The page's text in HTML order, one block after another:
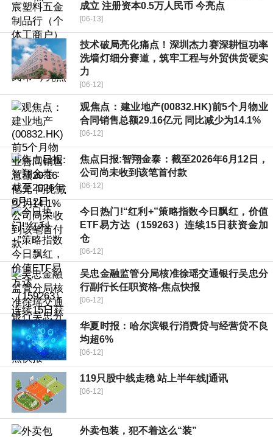
成立 注册资本0.5万人民币 今亮点
[06-13]
技术破局亮化痛点！深圳杰力赛深耕恒功率
洗墙灯细分赛道，筑牢工程与外贸供货硬实
力
[06-12]
观焦点：建业地产(00832.HK)前5个月物业
合同销售总额29.16亿元 同比减少为14.1%
[06-12]
焦点日报:智翔金泰：截至2026年6月12日，
公司尚未收到该笔首付款
[06-12]
今日热门!“红利+”策略指数今日飘红，价值
ETF易方达（159263）连续15日获资金加
仓
[06-12]
吴忠金融监管分局核准徐瑶交通银行吴忠分
行副行长任职资格-焦点快报
[06-12]
华夏时报：哈尔滨银行消费贷与经营贷不良
均超6%
[06-12]
119只股中线走稳 站上半年线|通讯
[06-12]
外卖包装，犯不着这么“装”